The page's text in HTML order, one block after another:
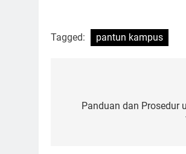
Tagged: pantun kampus
navigation
Panduan dan Prosedur